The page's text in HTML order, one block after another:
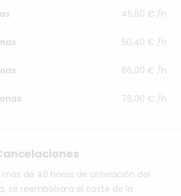
45,60 € /h
50,40 € /h
66,00 € /h
78,00 € /h
más de 48 horas de antelación del
se reembolsará el coste de la